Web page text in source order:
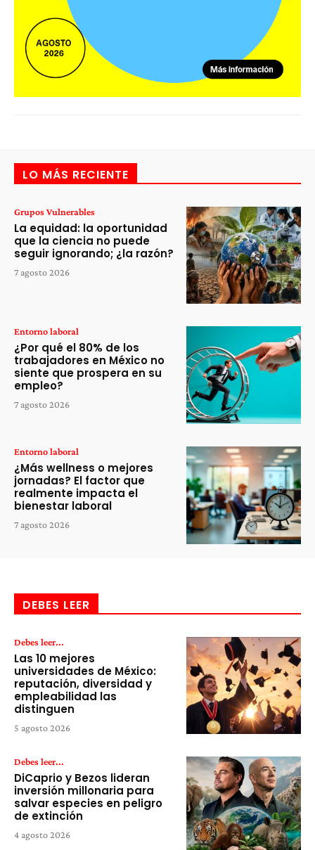
LO MÁS RECIENTE
Grupos Vulnerables
La equidad: la oportunidad
que la ciencia no puede
seguir ignorando; ¿la razón?
7 agosto 2026
Entorno laboral
¿Por qué el 80% de los
trabajadores en México no
siente que prospera en su
empleo?
7 agosto 2026
Entorno laboral
¿Más wellness o mejores
jornadas? El factor que
realmente impacta el
bienestar laboral
7 agosto 2026
DEBES LEER
Debes leer...
Las 10 mejores
universidades de México:
reputación, diversidad y
empleabilidad las
distinguen
5 agosto 2026
Debes leer...
DiCaprio y Bezos lideran
inversión millonaria para
salvar especies en peligro
de extinción
4 agosto 2026